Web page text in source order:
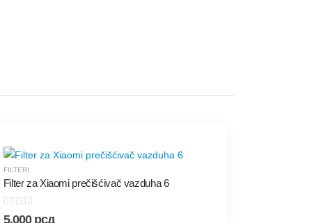
FILTERI
Filter za Xiaomi prečišćivač vazduha 6
0out of 5
5.000 рсд